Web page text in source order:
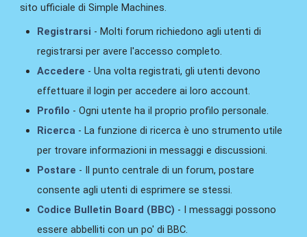
sito ufficiale di Simple Machines.
Registrarsi - Molti forum richiedono agli utenti di
registrarsi per avere l'accesso completo.
Accedere - Una volta registrati, gli utenti devono
effettuare il login per accedere ai loro account.
Profilo - Ogni utente ha il proprio profilo personale.
Ricerca - La funzione di ricerca è uno strumento utile
per trovare informazioni in messaggi e discussioni.
Postare - Il punto centrale di un forum, postare
consente agli utenti di esprimere se stessi.
Codice Bulletin Board (BBC) - I messaggi possono
essere abbelliti con un po' di BBC.